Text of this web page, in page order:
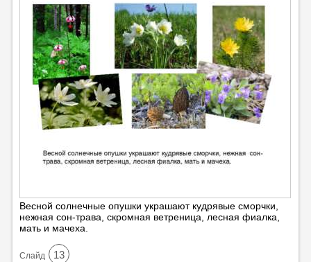
Весной солнечные опушки украшают кудрявые сморчки,
нежная сон-трава, скромная ветреница, лесная фиалка,
мать и мачеха.
Cлайд 13